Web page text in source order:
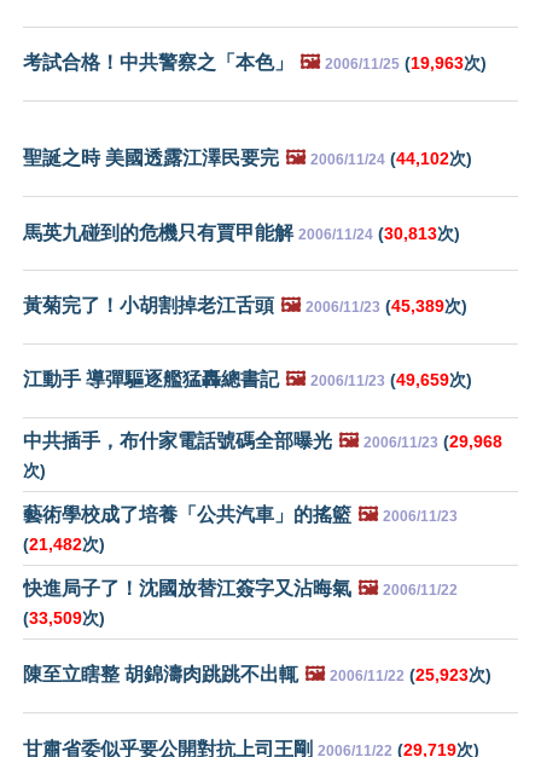
考試合格！中共警察之「本色」 🖼️ 2006/11/25 (19,963次)
聖誕之時 美國透露江澤民要完 🖼️ 2006/11/24 (44,102次)
馬英九碰到的危機只有賈甲能解 2006/11/24 (30,813次)
黃菊完了！小胡割掉老江舌頭 🖼️ 2006/11/23 (45,389次)
江動手 導彈驅逐艦猛轟總書記 🖼️ 2006/11/23 (49,659次)
中共插手，布什家電話號碼全部曝光 🖼️ 2006/11/23 (29,968
次)
藝術學校成了培養「公共汽車」的搖籃 🖼️ 2006/11/23
(21,482次)
快進局子了！沈國放替江簽字又沾晦氣 🖼️ 2006/11/22
(33,509次)
陳至立瞎整 胡錦濤肉跳跳不出輒 🖼️ 2006/11/22 (25,923次)
甘肅省委似乎要公開對抗上司王剛 2006/11/22 (29,719次)